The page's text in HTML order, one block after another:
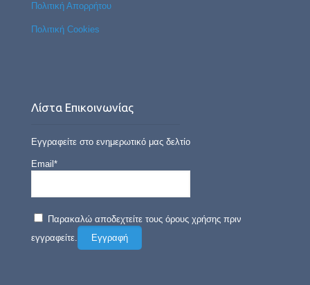
Πολιτική Απορρήτου
Πολιτική Cookies
Λίστα Επικοινωνίας
Εγγραφείτε στο ενημερωτικό μας δελτίο
Email*
Παρακαλώ αποδεχτείτε τους όρους χρήσης πριν
εγγραφείτε.